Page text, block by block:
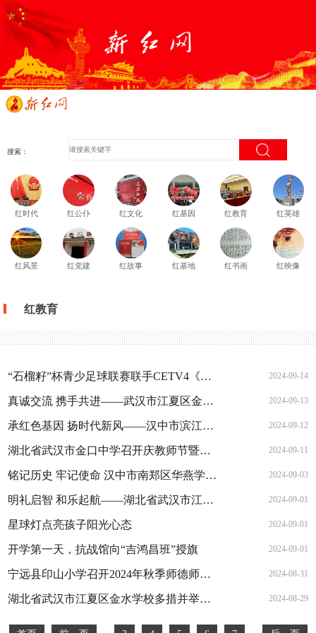
搜索：
红时代 红公仆 红文化 红基因 红教育 红英雄
红风景 红党建 红故事 红基地 红书画 红映像
红教育
“石榴籽”杯青少足球联赛联手CETV4《绿茵青春》栏目签约仪式亮相北京服贸会 2024-09-14
真诚交流 携手共进——武汉市江夏区金口小学第七届学校家委会会议顺利召开 2024-09-13
承红色基因 扬时代新风——汉中市滨江实验初级中学举行国防教育英模报告会 2024-09-12
湖北省武汉市金口中学召开庆教师节暨优秀教师表彰大会 2024-09-11
铭记历史 牢记使命 汉中市南郑区华燕学校举行秋季开学第一课——国防教育英模报告会 2024-09-03
明礼启智 和乐起航——湖北省武汉市江夏区金口小学举行一年级新生入学典礼 2024-09-01
星球灯点亮孩子阳光心态 2024-09-01
开学第一天，抗战馆向“吉鸿昌班”授旗 2024-09-01
宁远县印山小学召开2024年秋季师德师风建设推进会 2024-08-31
湖北省武汉市江夏区金水学校多措并举做好秋季开学工作 2024-08-29